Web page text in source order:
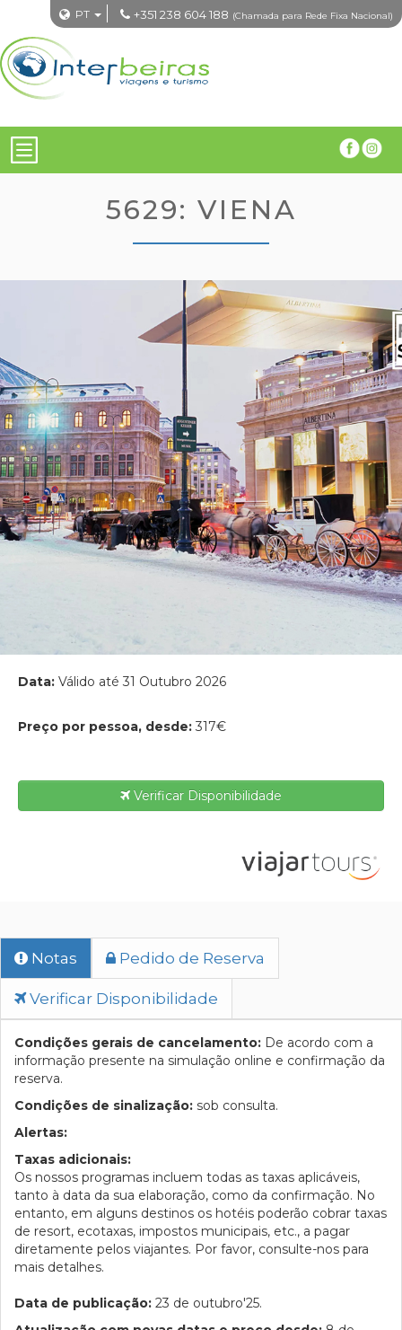
PT +351 238 604 188 (Chamada para Rede Fixa Nacional)
5629: VIENA
Data: Válido até 31 Outubro 2026
Preço por pessoa, desde: 317€
Verificar Disponibilidade
Notas Pedido de Reserva
Verificar Disponibilidade
Condições gerais de cancelamento: De acordo com a
informação presente na simulação online e confirmação da
reserva.
Condições de sinalização: sob consulta.
Alertas:
Taxas adicionais:
Os nossos programas incluem todas as taxas aplicáveis,
tanto à data da sua elaboração, como da confirmação. No
entanto, em alguns destinos os hotéis poderão cobrar taxas
de resort, ecotaxas, impostos municipais, etc., a pagar
diretamente pelos viajantes. Por favor, consulte-nos para
mais detalhes.
Data de publicação: 23 de outubro'25.